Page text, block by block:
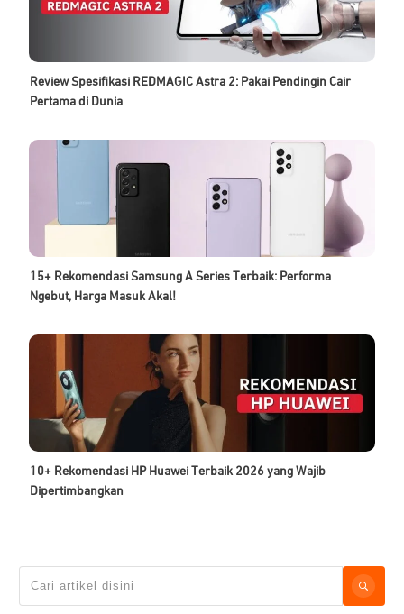
Review Spesifikasi REDMAGIC Astra 2: Pakai Pendingin Cair
Pertama di Dunia
15+ Rekomendasi Samsung A Series Terbaik: Performa
Ngebut, Harga Masuk Akal!
10+ Rekomendasi HP Huawei Terbaik 2026 yang Wajib
Dipertimbangkan